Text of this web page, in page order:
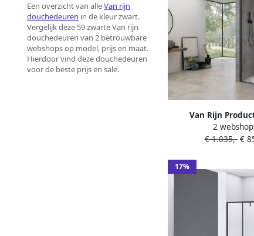
Een overzicht van alleVan rijn
douchedeuren in de kleur zwart.
Vergelijk deze 59 zwarte Van rijn
douchedeuren van 2 betrouwbare
webshops op model, prijs en maat.
Hierdoor vind deze douchedeuren
voor de beste prijs en sale.
Van Rijn
Saloondeur
glasbehandeling incl
2
€ 1.035,-€
17%